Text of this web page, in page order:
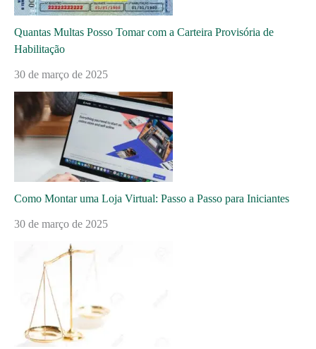
Quantas Multas Posso Tomar com a Carteira Provisória de
Habilitação
30 de março de 2025
Como Montar uma Loja Virtual: Passo a Passo para Iniciantes
30 de março de 2025